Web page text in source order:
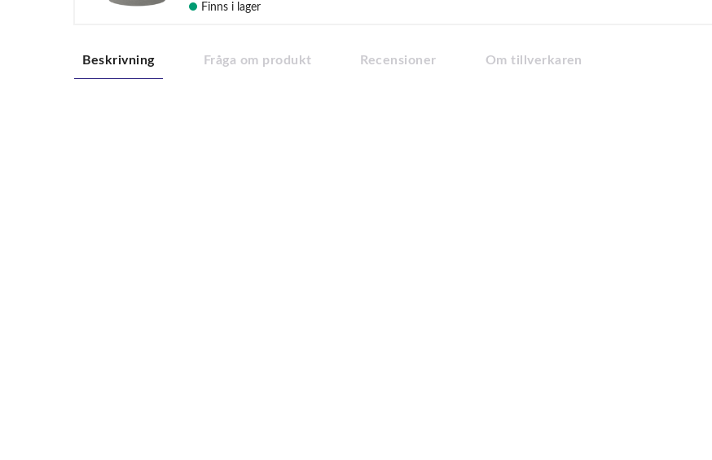
Finns i lager
Beskrivning Fråga om produkt Recensioner Om tillverkaren